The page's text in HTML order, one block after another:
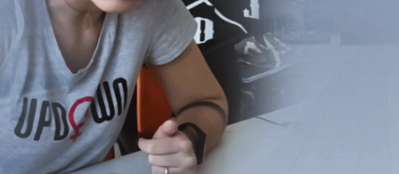
решил «попиариться» на работе
администрации
И снова «попал впросак»